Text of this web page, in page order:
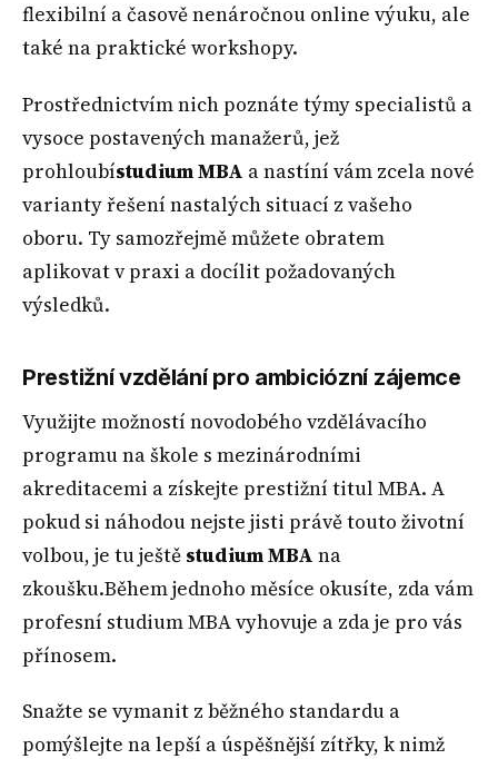
flexibilní a časově nenáročnou online výuku, ale
také na praktické workshopy.
Prostřednictvím nich poznáte týmy specialistů a
vysoce postavených manažerů, jež
prohloubístudium MBA a nastíní vám zcela nové
varianty řešení nastalých situací z vašeho
oboru. Ty samozřejmě můžete obratem
aplikovat v praxi a docílit požadovaných
výsledků.
Prestižní vzdělání pro ambiciózní zájemce
Využijte možností novodobého vzdělávacího
programu na škole s mezinárodními
akreditacemi a získejte prestižní titul MBA. A
pokud si náhodou nejste jisti právě touto životní
volbou, je tu ještě studium MBA na
zkoušku.Během jednoho měsíce okusíte, zda vám
profesní studium MBA vyhovuje a zda je pro vás
přínosem.
Snažte se vymanit z běžného standardu a
pomýšlejte na lepší a úspěšnější zítřky, k nimž